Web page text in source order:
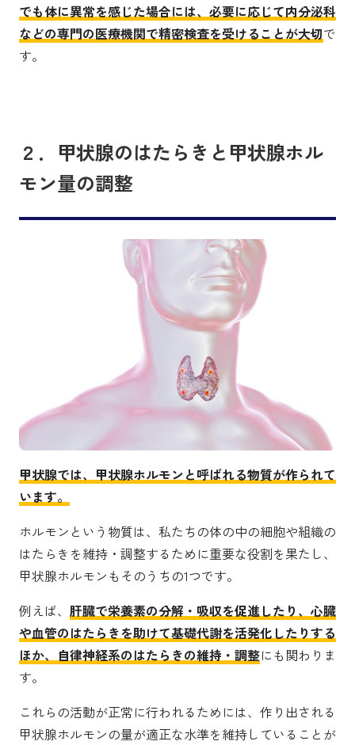
でも体に異常を感じた場合には、必要に応じて内分泌科
などの専門の医療機関で精密検査を受けることが大切で
す。
２．甲状腺のはたらきと甲状腺ホル
モン量の調整
甲状腺では、甲状腺ホルモンと呼ばれる物質が作られて
います。
ホルモンという物質は、私たちの体の中の細胞や組織の
はたらきを維持・調整するために重要な役割を果たし、
甲状腺ホルモンもそのうちの1つです。
例えば、 肝臓で栄養素の分解・吸収を促進したり、心臓
や血管のはたらきを助けて基礎代謝を活発化したりする
ほか、自律神経系のはたらきの維持・調整にも関わりま
す。
これらの活動が正常に行われるためには、作り出される
甲状腺ホルモンの量が適正な水準を維持していることが